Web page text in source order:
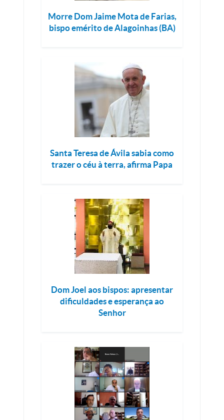
Morre Dom Jaime Mota de Farias,
bispo emérito de Alagoinhas (BA)
Santa Teresa de Ávila sabia como
trazer o céu à terra, afirma Papa
Dom Joel aos bispos: apresentar
dificuldades e esperança ao
Senhor